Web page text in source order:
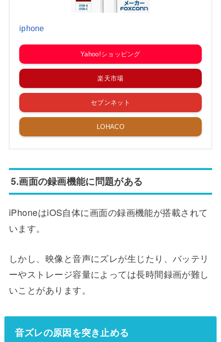
iphone
Yahoo!ショッピング
楽天市場
セブンネット
LOHACO
5.画面の録画機能に問題がある
iPhoneはiOS自体に画面の録画機能が搭載されて
います。
しかし、映像と音声にズレが生じたり、バッテリ
ーやストレージ容量によっては長時間録画が難し
いことがあります。
音ズレの原因を突き止める